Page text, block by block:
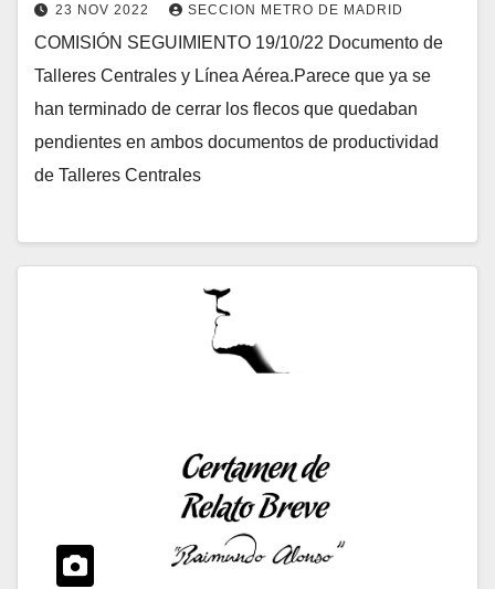
23 NOV 2022 SECCION METRO DE MADRID
COMISIÓN SEGUIMIENTO 19/10/22 Documento de
Talleres Centrales y Línea Aérea.Parece que ya se
han terminado de cerrar los flecos que quedaban
pendientes en ambos documentos de productividad
de Talleres Centrales